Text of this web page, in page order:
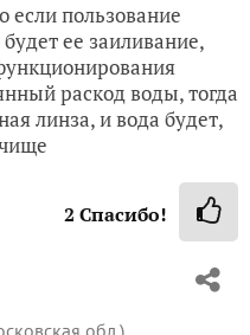
если пользование
ее заиливание,
раскод воды, тогда
линза, и вода будет,
2 Спасибо!
обл.)